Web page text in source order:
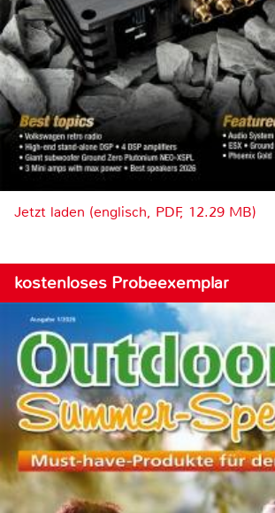
Jetzt laden (englisch, PDF, 12.29 MB)
kostenloses Probeexemplar